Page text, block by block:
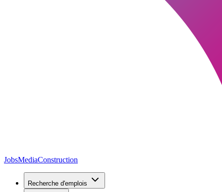
JobsMediaConstruction
Recherche d'emplois